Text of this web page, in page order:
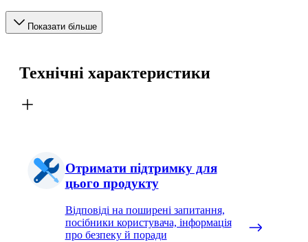
Показати більше
Технічні характеристики
Отримати підтримку для
цього продукту
Відповіді на поширені запитання,
посібники користувача, інформація
про безпеку й поради